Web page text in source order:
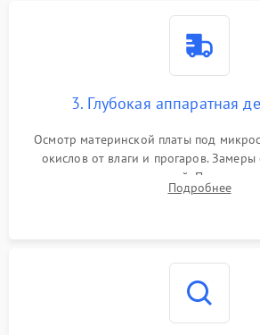
3. Глубокая аппаратная
Осмотр материнской платы под
окислов от влаги и прогаров.
дежурных напряжений. Проверка
мультиконтроллера, процессора
Подробнее